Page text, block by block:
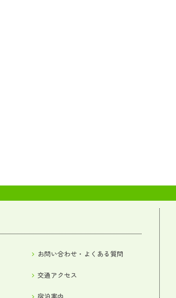
お問い合わせ・よくある質問
交通アクセス